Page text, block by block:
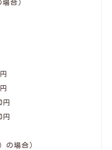
合）
の場合）